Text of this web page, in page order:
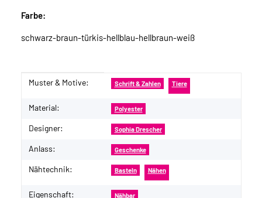
Farbe:
schwarz-braun-türkis-hellblau-hellbraun-weiß
Produkteigenschaft
Wert
Muster & Motive: Schrift & Zahlen Tiere
Material: Polyester
Designer: Sophia Drescher
Anlass: Geschenke
Nähtechnik: Basteln Nähen
Eigenschaft: Nähbar